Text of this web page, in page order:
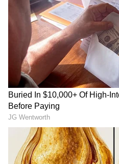
తర్వాత..పెళ్లికి దారి
అంబానీ కంటే వయసులో